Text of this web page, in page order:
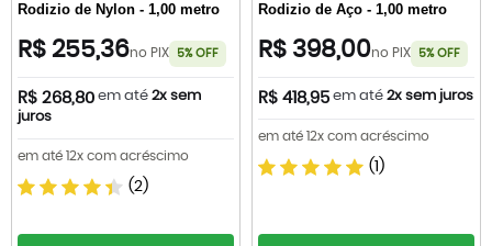
Rodizio de Nylon - 1,00 metro
R$ 255,36no PIX 5% OFF
R$ 268,80 em até 2x sem
juros
em até 12x com acréscimo
(2)
Rodizio de Aço - 1,00 metro
R$ 398,00no PIX 5% OFF
R$ 418,95 em até 2x sem juros
em até 12x com acréscimo
(1)